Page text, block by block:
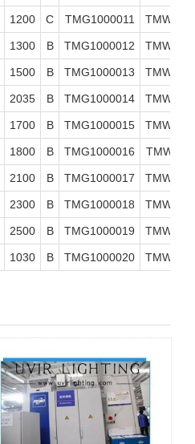
1200 C TMG1000011
1300 B TMG1000012
1500 B TMG1000013
2035 B TMG1000014
1700 B TMG1000015
1800 B TMG1000016
2100 B TMG1000017
2300 B TMG1000018
2500 B TMG1000019
1030 B TMG1000020